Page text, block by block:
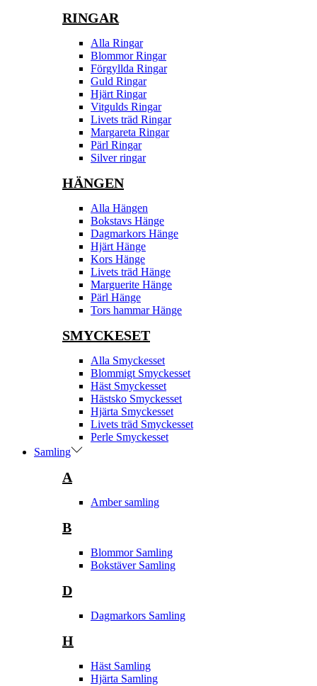
RINGAR
Alla Ringar
Blommor Ringar
Förgyllda Ringar
Guld Ringar
Hjärt Ringar
Vitgulds Ringar
Livets träd Ringar
Margareta Ringar
Pärl Ringar
Silver ringar
HÄNGEN
Alla Hängen
Bokstavs Hänge
Dagmarkors Hänge
Hjärt Hänge
Kors Hänge
Livets träd Hänge
Marguerite Hänge
Pärl Hänge
Tors hammar Hänge
SMYCKESET
Alla Smyckesset
Blommigt Smyckesset
Häst Smyckesset
Hästsko Smyckesset
Hjärta Smyckesset
Livets träd Smyckesset
Perle Smyckesset
Samling
A
Amber samling
B
Blommor Samling
Bokstäver Samling
D
Dagmarkors Samling
H
Häst Samling
Hjärta Samling